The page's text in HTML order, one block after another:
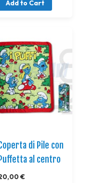
Add to Cart
di Pile con
Puffetta al centro
€